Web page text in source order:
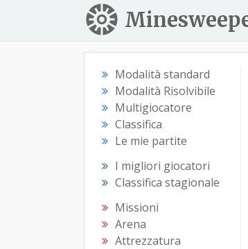
Modalità standard
Modalità Risolvibile
Multigiocatore
Classifica
Le mie partite
I migliori giocatori
Classifica stagionale
Missioni
Arena
Attrezzatura